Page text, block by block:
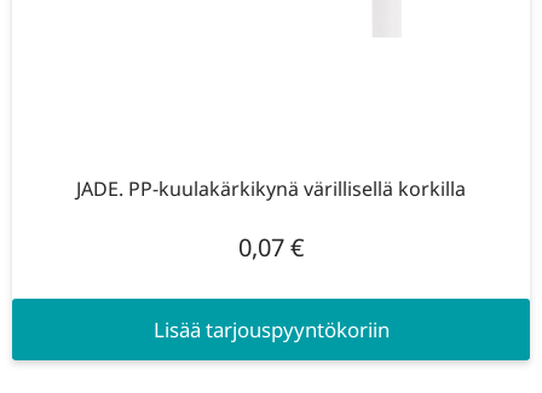
JADE. PP-kuulakärkikynä värillisellä korkilla
0,07€
Lisää tarjouspyyntökoriin